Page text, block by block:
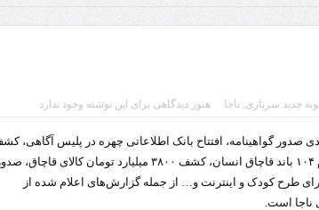
قدردانی وزیر میراث
و ویژه اقتصادی:
در دیدار
تخصیص ۳۰۰میلیارد تومان برای تکمیل بزرگراه اردبیل-سرچم سازمان راهداری:
دهلران می‌تواند مکمل مرز بین‌المللی مهران شود
روایت
از مرز یک میلیون و ۴۲۸ هزار نفر گذشت
جدید سربازی, ناجا هنوز دیدگاهی برای این نوشته وجود ندارد
سربازی و افزایش ۳۲ درصدی صدور گواهینامه، افتتاح بانک اطلاعاتی چهره در پلیس آگاهی،
۲۶ میلیون ماده محترقه در کشور، انهدام ۱۰۴ باند قاچاق انسان، کشف ۳۸۰۰ میلیارد تومان کالای قاچاق، صدور
هزار گذرنامه،اجرای طرح کودک و اینترنت و… از جمله گزارش‌های اعلام شده از
است.